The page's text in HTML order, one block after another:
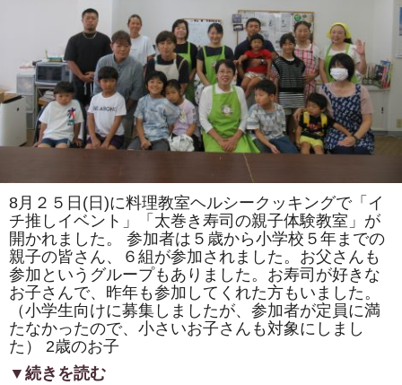
コ
列
車」
「カ
ム
巻
ま
す。
体
験
教
室
も
あ
り
ま
す。
は
8月２５日(日)に料理教室ヘルシークッキングで「イ
チ推しイベント」「太巻き寿司の親子体験教室」が
開かれました。 参加者は５歳から小学校５年までの
親子の皆さん、６組が参加されました。お父さんも
参加というグループもありました。お寿司が好きな
お子さんで、昨年も参加してくれた方もいました。
（小学生向けに募集しましたが、参加者が定員に満
たなかったので、小さいお子さんも対象にしまし
た） 2歳のお子
▼続きを読む